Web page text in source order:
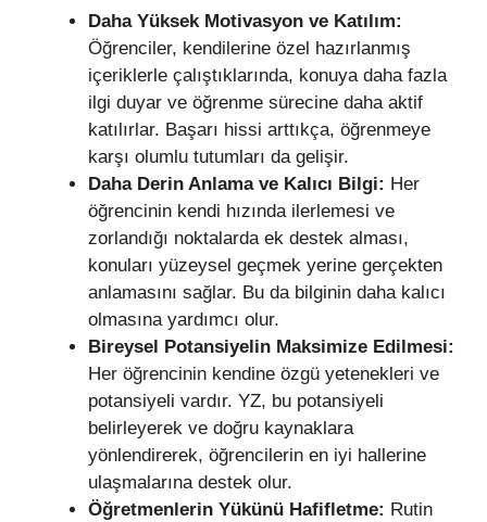
Daha Yüksek Motivasyon ve Katılım:
Öğrenciler, kendilerine özel hazırlanmış
içeriklerle çalıştıklarında, konuya daha fazla
ilgi duyar ve öğrenme sürecine daha aktif
katılırlar. Başarı hissi arttıkça, öğrenmeye
karşı olumlu tutumları da gelişir.
Daha Derin Anlama ve Kalıcı Bilgi: Her
öğrencinin kendi hızında ilerlemesi ve
zorlandığı noktalarda ek destek alması,
konuları yüzeysel geçmek yerine gerçekten
anlamasını sağlar. Bu da bilginin daha kalıcı
olmasına yardımcı olur.
Bireysel Potansiyelin Maksimize Edilmesi:
Her öğrencinin kendine özgü yetenekleri ve
potansiyeli vardır. YZ, bu potansiyeli
belirleyerek ve doğru kaynaklara
yönlendirerek, öğrencilerin en iyi hallerine
ulaşmalarına destek olur.
Öğretmenlerin Yükünü Hafifletme: Rutin